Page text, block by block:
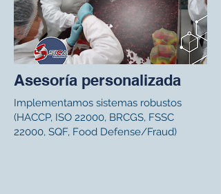
Asesoría personalizada
Implementamos sistemas robustos
(HACCP, ISO 22000, BRCGS, FSSC
22000, SQF, Food Defense/Fraud)